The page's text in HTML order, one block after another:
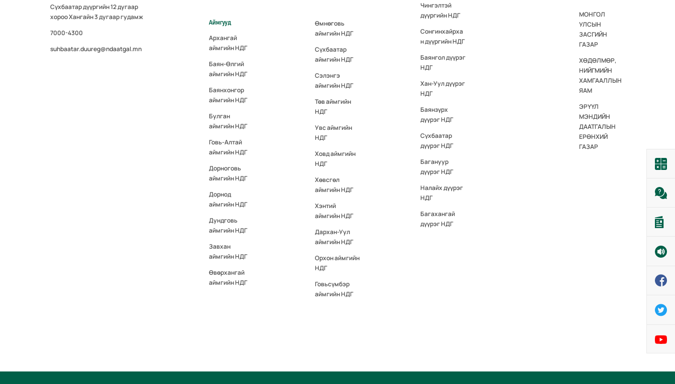
Сүхбаатар дүүргийн 12 дугаар
хороо Хангайн 3 дугаар гудамж
7000-4300
suhbaatar.duureg@ndaatgal.mn
Аймгууд
Архангай
аймгийн НДГ
Баян-Өлгий
аймгийн НДГ
Баянхонгор
аймгийн НДГ
Булган
аймгийн НДГ
Говь-Алтай
аймгийн НДГ
Дорноговь
аймгийн НДГ
Дорнод
аймгийн НДГ
Дундговь
аймгийн НДГ
Завхан
аймгийн НДГ
Өвөрхангай
аймгийн НДГ
Өмнөговь
аймгийн НДГ
Сүхбаатар
аймгийн НДГ
Сэлэнгэ
аймгийн НДГ
Төв аймгийн
НДГ
Увс аймгийн
НДГ
Ховд аймгийн
НДГ
Хөвсгөл
аймгийн НДГ
Хэнтий
аймгийн НДГ
Дархан-Уул
аймгийн НДГ
Орхон аймгийн
НДГ
Говьсүмбэр
аймгийн НДГ
Чингэлтэй
дүүргийн НДГ
Сонгинхайрха
н дүүргийн НДГ
Баянгол дүүрэг
НДГ
Хан-Уул дүүрэг
НДГ
Баянзүрх
дүүрэг НДГ
Сүхбаатар
дүүрэг НДГ
Багануур
дүүрэг НДГ
Налайх дүүрэг
НДГ
Багахангай
дүүрэг НДГ
МОНГОЛ
УЛСЫН
ЗАСГИЙН
ГАЗАР
ХӨДӨЛМӨР,
НИЙГМИЙН
ХАМГААЛЛЫН
ЯАМ
ЭРҮҮЛ
МЭНДИЙН
ДААТГАЛЫН
ЕРӨНХИЙ
ГАЗАР